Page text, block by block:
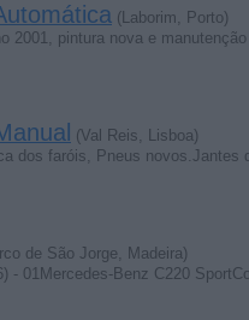
(Laborim, Porto)
2001, pintura nova e
(Val Reis, Lisboa)
dos faróis, Pneus novos.Jantes
de São Jorge, Madeira)
- 01Mercedes-Benz C220